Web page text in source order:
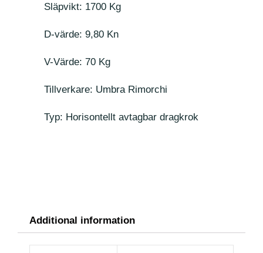
Släpvikt: 1700 Kg
D-värde: 9,80 Kn
V-Värde: 70 Kg
Tillverkare: Umbra Rimorchi
Typ: Horisontellt avtagbar dragkrok
Additional information